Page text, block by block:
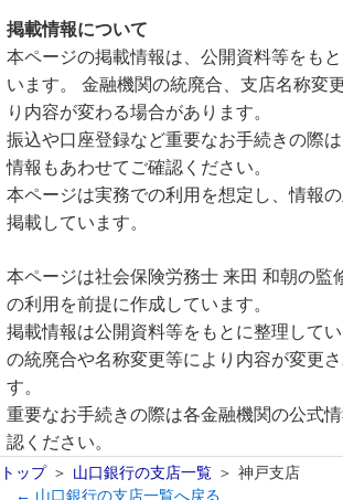
掲載情報について
本ページの掲載情報は、公開資料等をも
います。 金融機関の統廃合、支店名称変
り内容が変わる場合があります。
振込や口座登録など重要なお手続きの際
情報もあわせてご確認ください。
本ページは実務での利用を想定し、情報
掲載しています。
本ページは社会保険労務士 来田 和朝の監
の利用を前提に作成しています。
掲載情報は公開資料等をもとに整理して
の統廃合や名称変更等により内容が変更
す。
重要なお手続きの際は各金融機関の公式
認ください。
トップ 山口銀行の支店一覧
神戸支店
← 山口銀行の支店一覧へ戻る